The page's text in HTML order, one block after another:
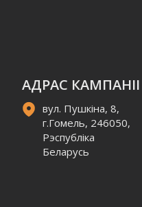
АДРАС КАМПАНІІ
вул. Пушкіна, 8,
г.Гомель, 246050,
Рэспубліка
Беларусь